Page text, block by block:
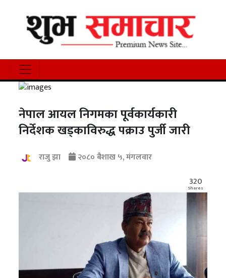
नेपाल आयल निगमका पूर्वकार्यकारी
निर्देशक खड्काविरुद्ध पक्राउ पुर्जी जारी
राजु झा
२०८० बैशाख ५, मंगलवार
320
Shares